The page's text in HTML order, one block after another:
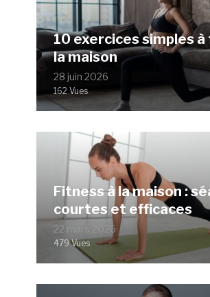
10 exercices simples à
la maison
28 juin 2026
162 Vues
Fitness à la maison :
courtes et efficaces
22 mars 2026
479 Vues